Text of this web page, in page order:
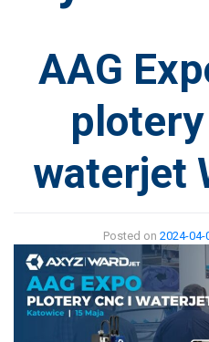
AAG
waterjet
Posted on 2024-04-